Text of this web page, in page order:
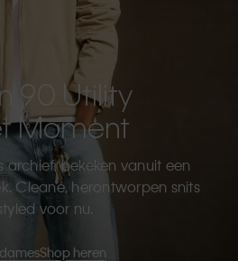
90 Utility
Moment
archief, bekeken vanuit een
Cleane, herontworpen snits
voor nu.
Shop heren